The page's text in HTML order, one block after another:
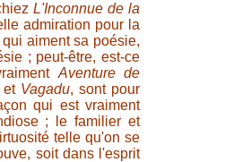
L'Inconnue de la
admiration pour la
aiment sa poésie,
; peut-être, est-ce
Aventure de
Vagadu, sont pour
qui est vraiment
; le familier et
telle qu'on se
soit dans l'esprit